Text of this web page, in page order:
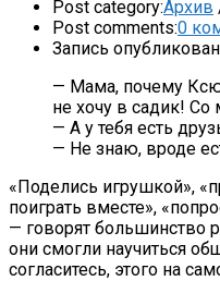
Post category:Архив
Post comments:0
Запись
— Мама, почему
не хочу в садик! Со
— А у тебя есть
— Не знаю, вроде
«Поделись игрушкой»,
поиграть вместе»,
— говорят большинство
они смогли научиться
согласитесь, этого на